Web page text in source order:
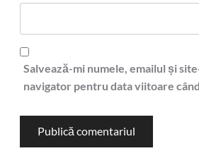
Salvează-mi numele, emailul și
navigator pentru data viitoare